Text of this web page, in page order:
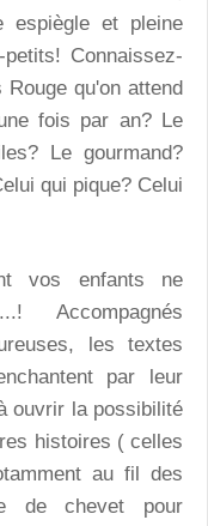
espiègle et pleine
Connaissez-
qu'on attend
fois par an? Le
Le gourmand?
qui pique? Celui
vos enfants ne
Accompagnés
les textes
par leur
ouvrir la possibilité
histoires ( celles
au fil des
de chevet pour